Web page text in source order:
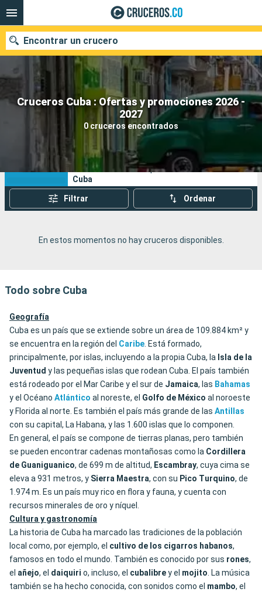
Cruceros Cuba : Ofertas y promociones 2026 -
2027
0 cruceros encontrados
Encontrar un crucero
Buscar
Sus criterios de búsqueda:
Cuba
Filtrar Ordenar
En estos momentos no hay cruceros disponibles.
Todo sobre Cuba
Geografía
Cuba es un país que se extiende sobre un área de 109.884 km² y
se encuentra en la región del Caribe. Está formado,
principalmente, por islas, incluyendo a la propia Cuba, la Isla de la
Juventud y las pequeñas islas que rodean Cuba. El país también
está rodeado por el Mar Caribe y el sur de Jamaica, las Bahamas
y el Océano Atlántico al noreste, el Golfo de México al noroeste
y Florida al norte. Es también el país más grande de las Antillas
con su capital, La Habana, y las 1.600 islas que lo componen.
En general, el país se compone de tierras planas, pero también
se pueden encontrar cadenas montañosas como la Cordillera
de Guaniguanico, de 699 m de altitud, Escambray, cuya cima se
eleva a 931 metros, y Sierra Maestra, con su Pico Turquino, de
1.974 m. Es un país muy rico en flora y fauna, y cuenta con
recursos minerales de oro y níquel.
Cultura y gastronomía
La historia de Cuba ha marcado las tradiciones de la población
local como, por ejemplo, el cultivo de los cigarros habanos,
famosos en todo el mundo. También es conocido por sus rones,
el añejo, el daiquiri o, incluso, el cubalibrey el mojito. La música
también se ha hecho conocida, con sonidos como el mambo, el